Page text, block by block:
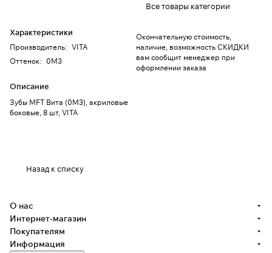
Характеристики
Производитель: VITA
Оттенок: 0M3
Описание
Зубы MFT Вита (0M3), акриловые
боковые, 8 шт, VITA
Все товары категории
Окончательную стоимость,
наличие, возможность СКИДКИ
вам сообщит менеджер при
оформлении заказа
Назад к списку
О нас
Интернет-магазин
Покупателям
Информация